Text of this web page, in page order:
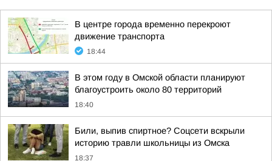
В центре города временно перекроют
движение транспорта
18:44
В этом году в Омской области планируют
благоустроить около 80 территорий
18:40
Били, выпив спиртное? Соцсети вскрыли
историю травли школьницы из Омска
18:37